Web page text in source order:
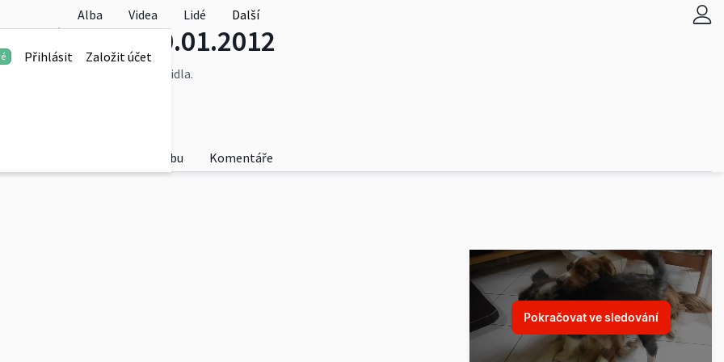
Alba Videa Lidé Další
Přihlásit Založit účet
Brno 20.01.2012
o požár v motorové části vozidla.
O albu
Komentáře
Pokračovat ve sledování